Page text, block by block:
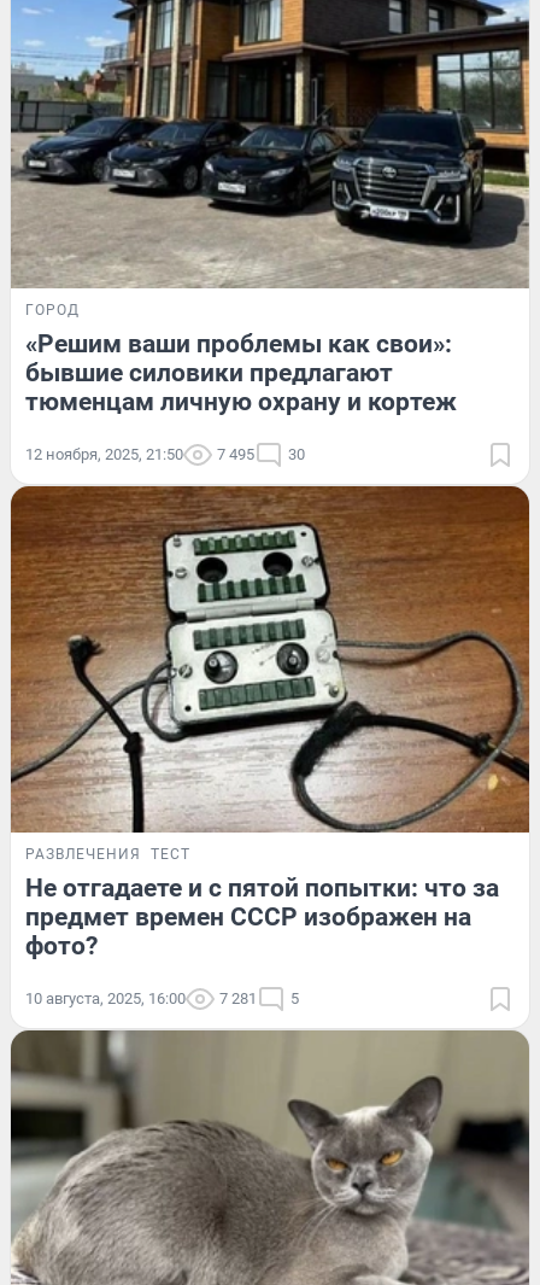
ГОРОД
«Решим ваши проблемы как свои»:
бывшие силовики предлагают
тюменцам личную охрану и кортеж
12 ноября, 2025, 21:50 7 495 30
РАЗВЛЕЧЕНИЯ ТЕСТ
Не отгадаете и с пятой попытки: что за
предмет времен СССР изображен на
фото?
10 августа, 2025, 16:00 7 281 5